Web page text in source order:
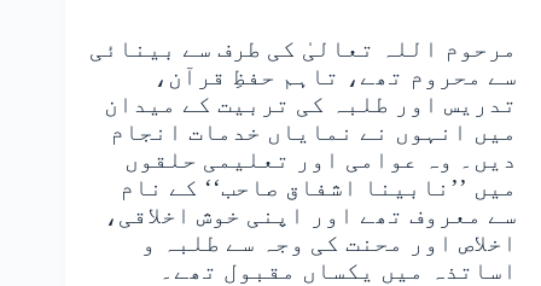
مرحوم اللہ تعالیٰ کی طرف سے بینائی
سے محروم تھے، تاہم حفظِ قرآن،
تدریس اور طلبہ کی تربیت کے میدان
میں انہوں نے نمایاں خدمات انجام
دیں۔ وہ عوامی اور تعلیمی حلقوں
میں ’’نابینا اشفاق صاحب‘‘ کے نام
سے معروف تھے اور اپنی خوش اخلاقی،
اخلاص اور محنت کی وجہ سے طلبہ و
اساتذہ میں یکساں مقبول تھے۔